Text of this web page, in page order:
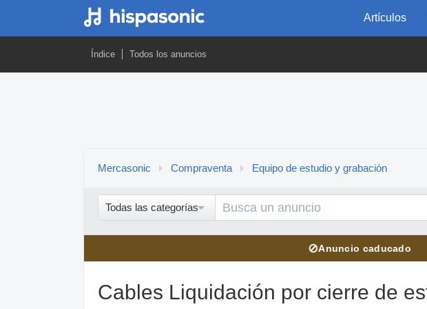
Artículos
Índice Todos los anuncios
Mercasonic Compraventa Equipo de estudio y grabación
Todas las categorías
⊘Anuncio caducado
Cables Liquidación por cierre de